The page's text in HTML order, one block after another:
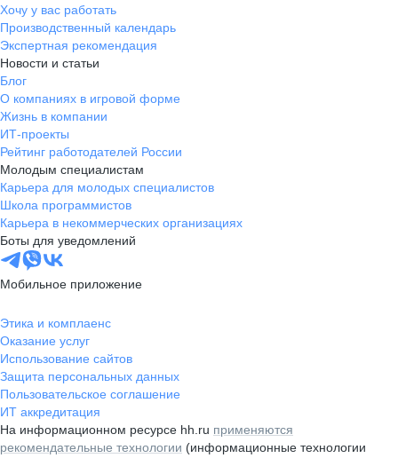
Хочу у вас работать
Производственный календарь
Экспертная рекомендация
Новости и статьи
Блог
О компаниях в игровой форме
Жизнь в компании
ИТ-проекты
Рейтинг работодателей России
Молодым специалистам
Карьера для молодых специалистов
Школа программистов
Карьера в некоммерческих организациях
Боты для уведомлений
Мобильное приложение
Этика и комплаенс
Оказание услуг
Использование сайтов
Защита персональных данных
Пользовательское соглашение
ИТ аккредитация
На информационном ресурсе hh.ru применяются
рекомендательные технологии (информационные технологии